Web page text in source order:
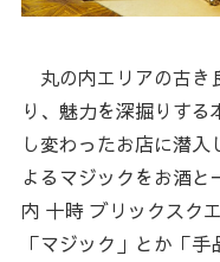
丸の内エリアの古き
り、魅力を深掘りす
し変わったお店に潜
よるマジックをお酒
内 十時 ブリックスク
「マジック」とか「